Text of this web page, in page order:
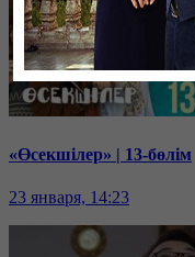
«Өсекшілер» | 13-бөлім
23 января, 14:23